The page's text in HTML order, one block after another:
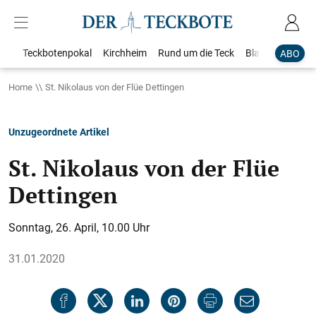
ABO
Teckbotenpokal Kirchheim Rund um die Teck Blaulicht
Home St. Nikolaus von der Flüe Dettingen
Unzugeordnete Artikel
St. Nikolaus von der Flüe
Dettingen
Sonntag, 26. April, 10.00 Uhr
31.01.2020